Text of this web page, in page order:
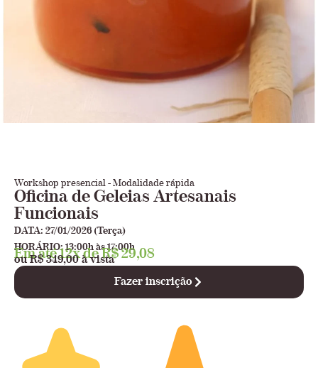
Workshop presencial - Modalidade rápida
Oficina de Geleias Artesanais
Funcionais
DATA: 27/01/2026 (Terça)
HORÁRIO: 13:00h às 17:00h
Em até 12x de R$ 29,08
ou R$ 349,00 à vista
Fazer inscrição